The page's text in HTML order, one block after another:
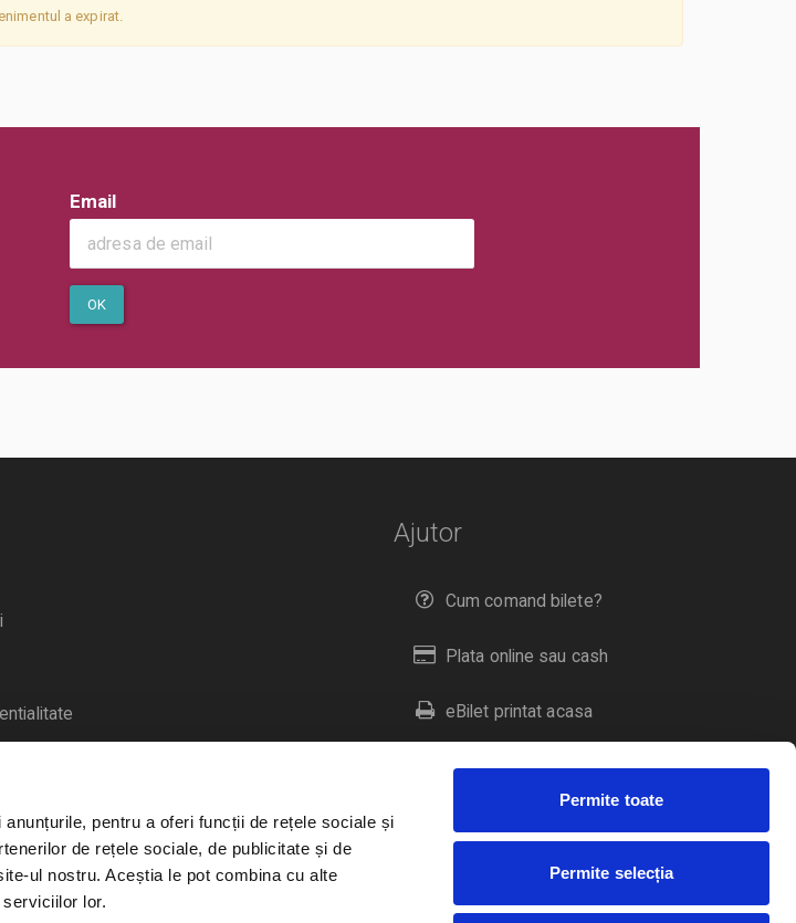
pentru a oferi funcții de rețele sociale și
de rețele sociale, de publicitate și de
ul nostru. Aceștia le pot combina cu alte
lor.
Permite toate
Permite selecția
a expirat.
Email
OK
Ajutor
Cum comand bilete?
Plata online sau cash
eBilet printat acasa
Livrare prin curier
Duplicare bilete